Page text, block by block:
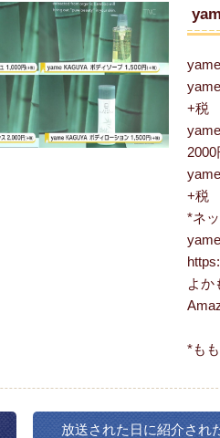
+税
+税
*ネ
よか
*も
放送された日に紹介され